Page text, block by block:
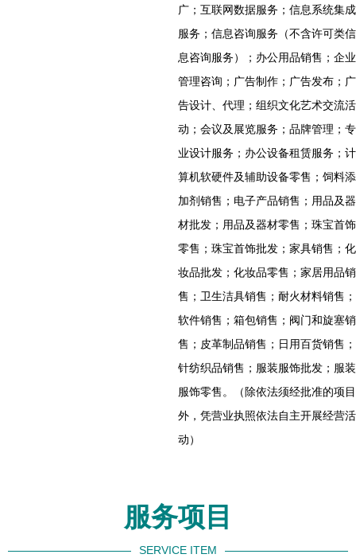
广；互联网数据服务；信息系统集成
服务；信息咨询服务（不含许可类信
息咨询服务）；办公用品销售；企业
管理咨询；广告制作；广告发布；广
告设计、代理；组织文化艺术交流活
动；会议及展览服务；品牌管理；专
业设计服务；办公设备租赁服务；计
算机软硬件及辅助设备零售；饲料添
加剂销售；电子产品销售；用品及器
材批发；用品及器材零售；珠宝首饰
零售；珠宝首饰批发；家具销售；化
妆品批发；化妆品零售；家居用品销
售；卫生洁具销售；耐火材料销售；
软件销售；箱包销售；阀门和旋塞销
售；皮革制品销售；日用百货销售；
针纺织品销售；服装服饰批发；服装
服饰零售。（除依法须经批准的项目
外，凭营业执照依法自主开展经营活
动）
服务项目
SERVICE ITEM